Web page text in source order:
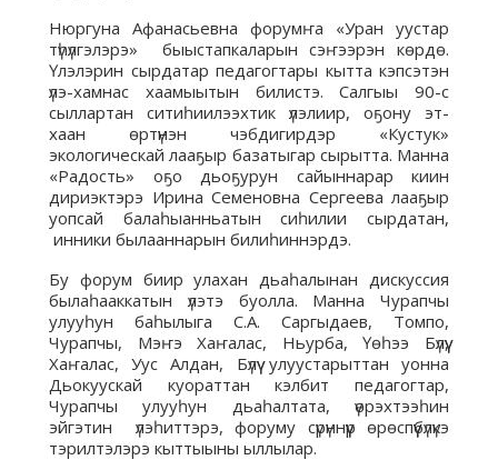
Нюргуна Афанасьевна форумҥа «Уран уустар
түһүлгэлэрэ» быыстапкаларын сэҥээрэн көрдө.
Үлэлэрин сырдатар педагогтары кытта кэпсэтэн
үлэ-хамнас хаамыытын билистэ. Салгыы 90-с
сыллартан ситиһиилээхтик үлэлиир, оҕону эт-
хаан өртүнэн чэбдигирдэр «Кустук»
экологическай лааҕыр базатыгар сырытта. Манна
«Радость» оҕо дьоҕурун сайыннарар киин
дириэктэрэ Ирина Семеновна Сергеева лааҕыр
уопсай балаһыанньатын сиһилии сырдатан,
инники былааннарын билиһиннэрдэ.
Бу форум биир улахан дьаһалынан дискуссия
былаһааккатын үлэтэ буолла. Манна Чурапчы
улууһун баһылыга С.А. Саргыдаев, Томпо,
Чурапчы, Мэҥэ Хаҥалас, Ньурба, Үөһээ Бүлүү,
Хаҥалас, Уус Алдан, Бүлүү улуустарыттан уонна
Дьокуускай куораттан кэлбит педагогтар,
Чурапчы улууһун дьаһалтата, үөрэхтээһин
эйгэтин үлэһиттэрэ, форуму сүрүннүүр өрөспүүбүлүкэ
тэрилтэлэрэ кыттыыны ыллылар.